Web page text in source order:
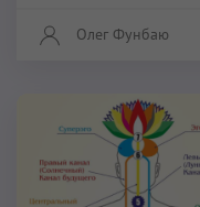
Олег Фунбаю